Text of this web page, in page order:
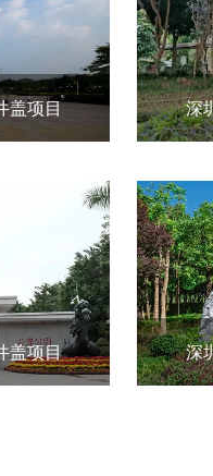
盖项目 深
盖项目 深